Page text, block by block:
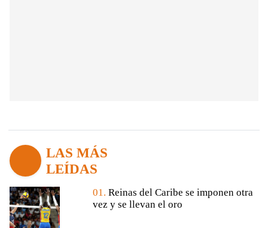
LAS MÁS
LEÍDAS
01. Reinas del Caribe se imponen otra
vez y se llevan el oro